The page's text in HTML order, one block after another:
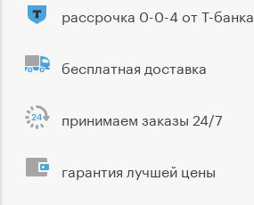
рассрочка 0-0-4 от Т-банка
бесплатная доставка
принимаем заказы 24/7
гарантия лучшей цены